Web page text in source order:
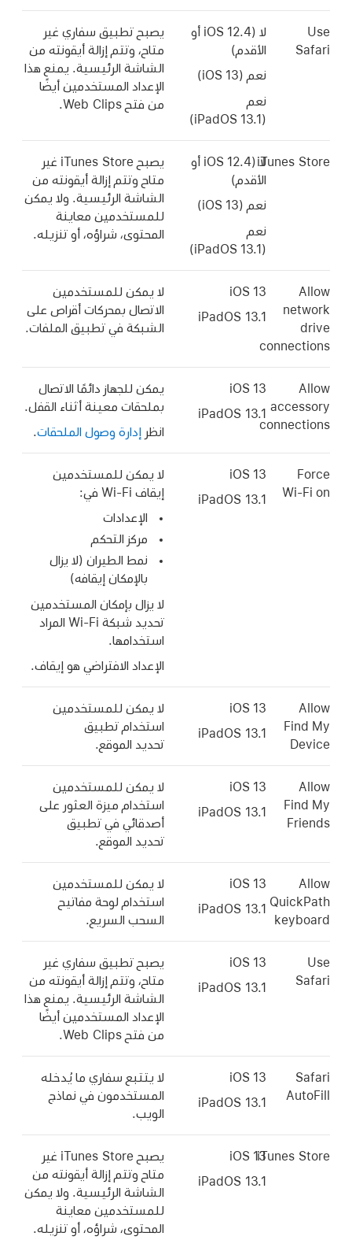
Use
Safari
لا (iOS 12.4 أو
الأقدم)
نعم (iOS 13
)
نعم
(
iPadOS 13.1)
يصبح تطبيق سفاري غير
متاح، وتتم إزالة أيقونته من
الشاشة الرئيسية. يمنع هذا
الإعداد المستخدمين أيضًا
من فتح Web Clips.
iTunes Storeلا (iOS 12.4 أو
الأقدم)
نعم (iOS 13
)
نعم
(
iPadOS 13.1)
يصبح iTunes Store غير
متاح وتتم إزالة أيقونته من
الشاشة الرئيسية. ولا يمكن
للمستخدمين معاينة
المحتوى، شراؤه، أو تنزيله.
Allow
network
drive
connections
iOS 13
iPadOS 13.1
لا يمكن للمستخدمين
الاتصال بمحركات أقراص على
الشبكة في تطبيق الملفات.
Allow
accessory
connections
iOS 13
iPadOS 13.1
يمكن للجهاز دائمًا الاتصال
بملحقات معينة أثناء القفل.
انظر إدارة وصول الملحقات.
Force
Wi-Fi on
iOS 13
iPadOS 13.1
لا يمكن للمستخدمين
إيقاف Wi-Fi في:
الإعدادات
مركز التحكم
نمط الطيران (لا يزال
بالإمكان إيقافه)
لا يزال بإمكان المستخدمين
تحديد شبكة Wi-Fiالمراد
استخدامها.
الإعداد الافتراضي هو إيقاف.
Allow
Find My
Device
iOS 13
iPadOS 13.1
لا يمكن للمستخدمين
استخدام تطبيق
تحديد الموقع
Allow
Find My
Friends
iOS 13
iPadOS 13.1
لا يمكن للمستخدمين
استخدام ميزة
العثور على
أصدقائي في تطبيق
تحديد الموقع
Allow
QuickPath
keyboard
iOS 13
iPadOS 13.1
لا يمكن للمستخدمين
استخدام لوحة مفاتيح
السحب السريع.
Use
Safari
iOS 13
iPadOS 13.1
يصبح تطبيق سفاري غير
متاح، وتتم إزالة أيقونته من
الشاشة الرئيسية. يمنع هذا
الإعداد المستخدمين أيضًا
من فتح Web Clips.
Safari
AutoFill
iOS 13
iPadOS 13.1
لا يتتبع سفاري ما يُدخله
المستخدمون في نماذج
الويب.
iTunes Store
iOS 13
iPadOS 13.1
يصبح iTunes Store غير
متاح وتتم إزالة أيقونته من
الشاشة الرئيسية. ولا يمكن
للمستخدمين معاينة
المحتوى، شراؤه، أو تنزيله.